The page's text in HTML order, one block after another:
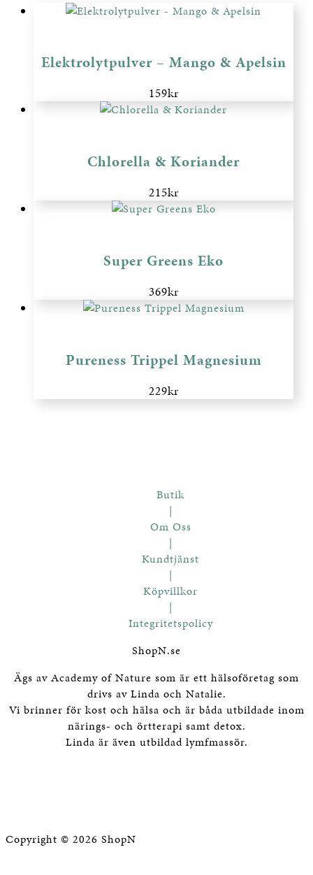
Elektrolytpulver – Mango & Apelsin
159kr
Chlorella & Koriander
215kr
Super Greens Eko
369kr
Pureness Trippel Magnesium
229kr
Butik
|
Om Oss
|
Kundtjänst
|
Köpvillkor
|
Integritetspolicy
ShopN.se
Ägs av Academy of Nature som är ett hälsoföretag som
drivs av Linda och Natalie.
Vi brinner för kost och hälsa och är båda utbildade inom
närings- och örtterapi samt detox.
Linda är även utbildad lymfmassör.
Copyright © 2026 ShopN